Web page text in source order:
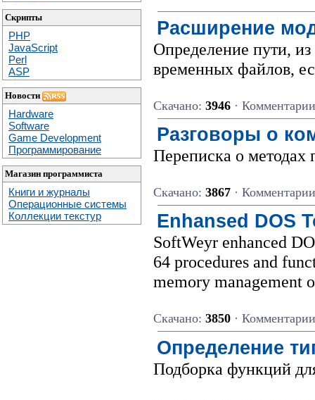
Скрипты
PHP
JavaScript
Perl
ASP
Новости
Hardware
Software
Game Development
Программирование
Магазин программиста
Книги и журналы
Операционные системы
Коллекции текстур
Расширение
Определение пути, из
временных файлов,
Скачано: 3946 ·
Разговоры о
Переписка о методах
Скачано: 3867 ·
Enhansed DOS
SoftWeyr enhanced
64 procedures and
memory management
Скачано: 3850 ·
Определение
Подборка функций